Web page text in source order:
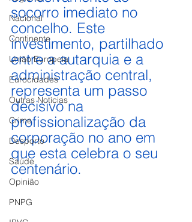
Nacional
Continente
União Europeia
Eurocidades
Outras Notícias
Crime
Desporto
Saúde
Opinião
PNPG
socorro imediato no
concelho. Este
investimento, partilhado
entre a autarquia e a
administração central,
representa um passo
decisivo na
profissionalização da
corporação no ano em
que esta celebra o seu
centenário.